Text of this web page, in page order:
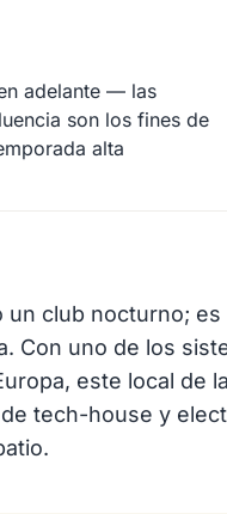
adelante — las
son los fines de
alta
un club nocturno;
Con uno de los
este local de
tech-house y